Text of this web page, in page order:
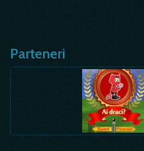
Parteneri